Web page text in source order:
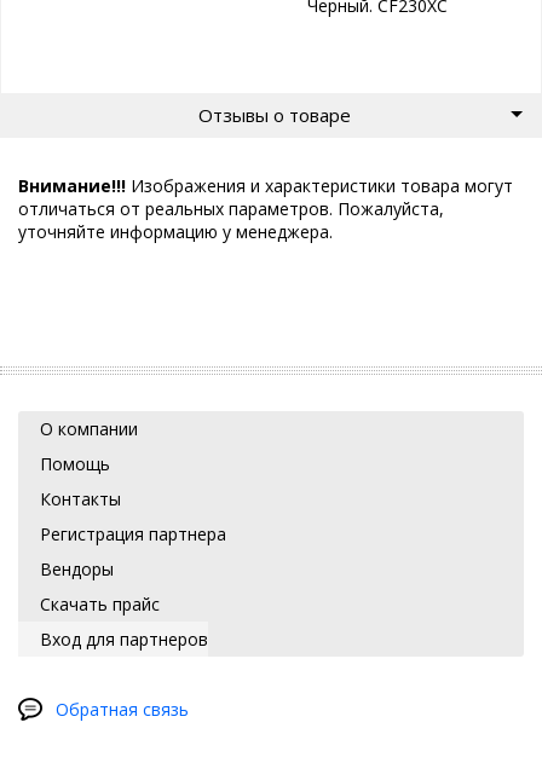
Черный. CF230XC
Отзывы о товаре
Внимание!!! Изображения и характеристики товара могут
отличаться от реальных параметров. Пожалуйста,
уточняйте информацию у менеджера.
О компании
Помощь
Контакты
Регистрация партнера
Вендоры
Скачать прайс
Вход для партнеров
Обратная связь